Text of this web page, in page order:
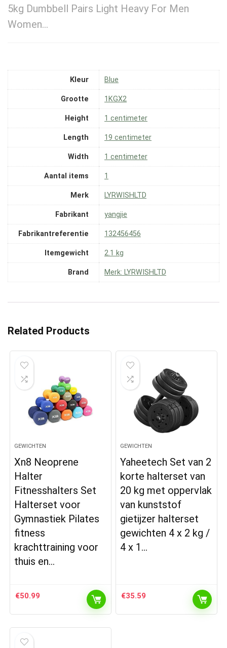
5kg Dumbbell Pairs Light Heavy For Men
Women…
Kleur ‎Blue
Grootte ‎1KGX2
Height ‎1 centimeter
Length ‎19 centimeter
Width ‎1 centimeter
Aantal items ‎1
Merk ‎LYRWISHLTD
Fabrikant ‎yangjie
Fabrikantreferentie ‎132456456
Itemgewicht ‎2.1 kg
Brand Merk: LYRWISHLTD
Related Products
GEWICHTEN
Xn8 Neoprene
Halter
Fitnesshalters Set
Halterset voor
Gymnastiek Pilates
fitness
krachttraining voor
thuis en…
€50.99
GEWICHTEN
Yaheetech Set van 2
korte halterset van
20 kg met oppervlak
van kunststof
gietijzer halterset
gewichten 4 x 2 kg /
4 x 1…
€35.59